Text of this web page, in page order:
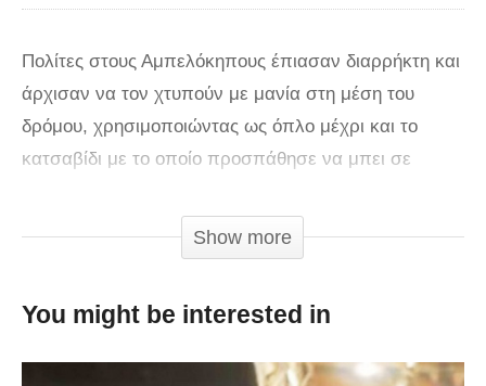
Πολίτες στους Αμπελόκηπους έπιασαν διαρρήκτη και
άρχισαν να τον χτυπούν με μανία στη μέση του
δρόμου, χρησιμοποιώντας ως όπλο μέχρι και το
κατσαβίδι με το οποίο προσπάθησε να μπει σε
στους Αμπελόκηπους. Η εκπομπή «Μαζί σου» στον
ΣΚΑΪ έφερε στο «φως» ένα βίντεο ντοκουμέντο, με
διαρρήκτη! Σύμφωνα με το ρεπορτάζ, ο εν λόγω
Show more
You might be interested in